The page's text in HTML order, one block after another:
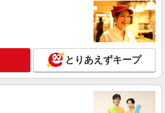
給1500円〜2125円 ＜日払い有/週払い有/交
たちなか市 ※最寄り駅：勝田
詳細を見る
新宿本社 第1営業部
とりあえずキープ